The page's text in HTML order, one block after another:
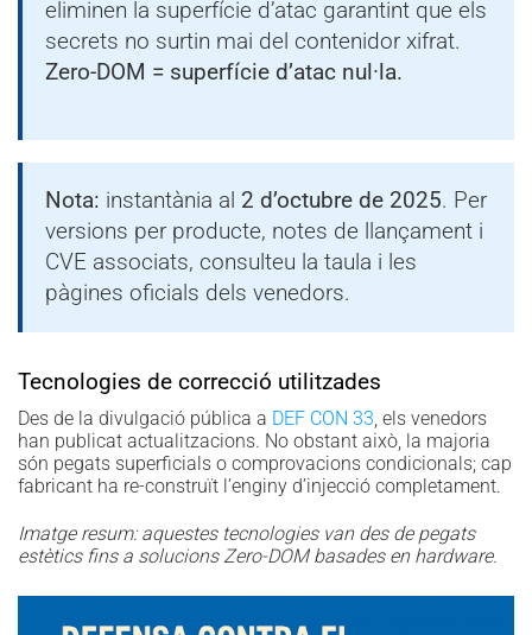
eliminen la superfície d’atac garantint que els
secrets no surtin mai del contenidor xifrat.
Zero-DOM = superfície d’atac nul·la.
Nota: instantània al 2 d’octubre de 2025. Per
versions per producte, notes de llançament i
CVE associats, consulteu la taula i les
pàgines oficials dels venedors.
Tecnologies de correcció utilitzades
Des de la divulgació pública a DEF CON 33, els venedors
han publicat actualitzacions. No obstant això, la majoria
són pegats superficials o comprovacions condicionals; cap
fabricant ha re-construït l’enginy d’injecció completament.
Imatge resum: aquestes tecnologies van des de pegats
estètics fins a solucions Zero-DOM basades en hardware.